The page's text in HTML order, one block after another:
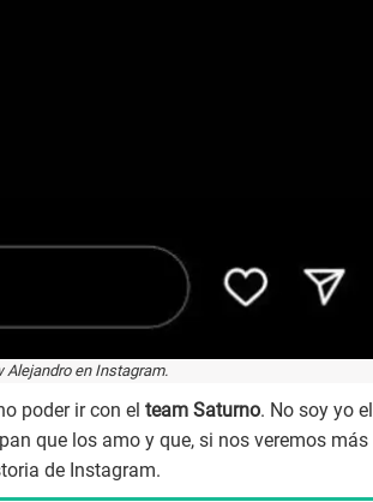
Alejandro en Instagram.
poder ir con el team Saturno. No soy yo el
que los amo y que, si nos veremos más
de Instagram.